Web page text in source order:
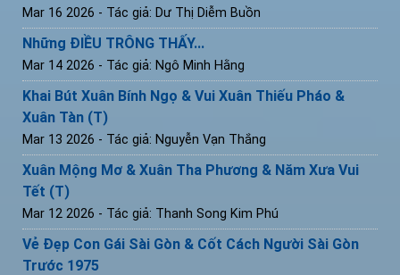
Mar 16 2026 - Tác giả: Dư Thị Diễm Buồn
Những ĐIỀU TRÔNG THẤY...
Mar 14 2026 - Tác giả: Ngô Minh Hằng
Khai Bút Xuân Bính Ngọ & Vui Xuân Thiếu Pháo &
Xuân Tàn (T)
Mar 13 2026 - Tác giả: Nguyễn Vạn Thắng
Xuân Mộng Mơ & Xuân Tha Phương & Năm Xưa Vui
Tết (T)
Mar 12 2026 - Tác giả: Thanh Song Kim Phú
Vẻ Đẹp Con Gái Sài Gòn & Cốt Cách Người Sài Gòn
Trước 1975